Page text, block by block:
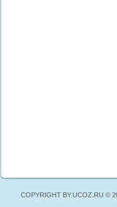
COPYRIGHT BY.UCOZ.RU ©